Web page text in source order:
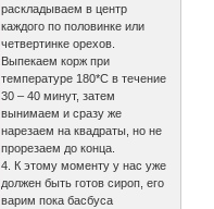
раскладываем в центр
каждого по половинке или
четвертинке орехов.
Выпекаем корж при
температуре 180*С в течение
30 – 40 минут, затем
вынимаем и сразу же
нарезаем на квадраты, но не
прорезаем до конца.
4. К этому моменту у нас уже
должен быть готов сироп, его
варим пока басбуса